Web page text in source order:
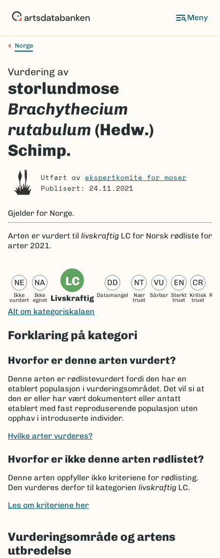
Meny
Navigasjonssti
Norge
Vurdering av
storlundmose
Brachythecium
rutabulum (Hedw.)
Schimp.
Utført av ekspertkomité for moser
Publisert: 24.11.2021
Gjelder for Norge.
Arten er vurdert til livskraftig LC for Norsk rødliste for
arter 2021.
NE
Ikke
vurdert
NA
Ikke
egnet
LC
Livskraftig
DD
Datamangel
NT
Nær
truet
VU
Sårbar
EN
Sterkt
truet
CR
Kritisk
truet
Alt om kategoriskalaen
Forklaring på kategori
Hvorfor er denne arten vurdert?
Denne arten er rødlistevurdert fordi den har en
etablert populasjon i vurderingsområdet. Det vil si at
den er eller har vært dokumentert eller antatt
etablert med fast reproduserende populasjon uten
opphav i introduserte individer.
Hvilke arter vurderes?
Hvorfor er ikke denne arten rødlistet?
Denne arten oppfyller ikke kriteriene for rødlisting.
Den vurderes derfor til kategorien livskraftig LC.
Les om kriteriene her
Vurderingsområde og artens
utbredelse